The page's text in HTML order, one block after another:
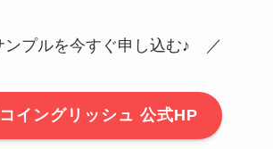
プルを今すぐ申し込む♪ ／
イングリッシュ 公式HP